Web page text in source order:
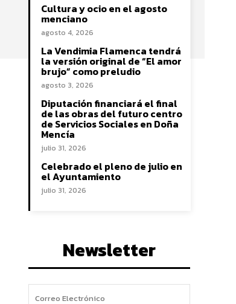
Cultura y ocio en el agosto
menciano
agosto 4, 2026
La Vendimia Flamenca tendrá
la versión original de “El amor
brujo” como preludio
agosto 3, 2026
Diputación financiará el final
de las obras del futuro centro
de Servicios Sociales en Doña
Mencía
julio 31, 2026
Celebrado el pleno de julio en
el Ayuntamiento
julio 31, 2026
Newsletter